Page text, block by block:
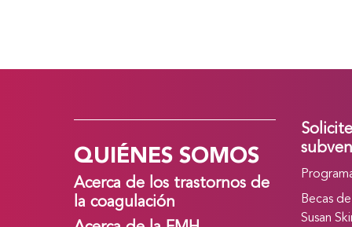
QUIÉNES SOMOS
Acerca de los trastornos de
la coagulación
Becas
Susan